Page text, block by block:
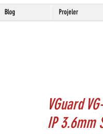
Blog Projeler
VGuard
IP 3.6mm